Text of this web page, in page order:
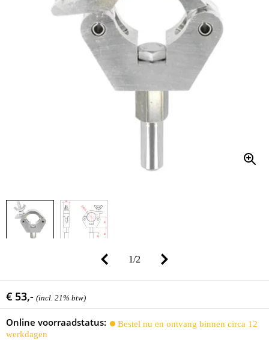
1/2
€ 53,- (incl. 21% btw)
Online voorraadstatus:
Bestel nu en ontvang binnen circa 12
werkdagen